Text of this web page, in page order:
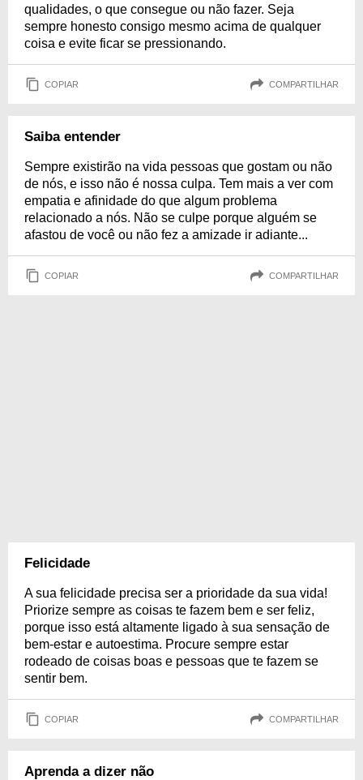
qualidades, o que consegue ou não fazer. Seja
sempre honesto consigo mesmo acima de qualquer
coisa e evite ficar se pressionando.
COPIAR COMPARTILHAR
Saiba entender
Sempre existirão na vida pessoas que gostam ou não
de nós, e isso não é nossa culpa. Tem mais a ver com
empatia e afinidade do que algum problema
relacionado a nós. Não se culpe porque alguém se
afastou de você ou não fez a amizade ir adiante...
COPIAR COMPARTILHAR
Felicidade
A sua felicidade precisa ser a prioridade da sua vida!
Priorize sempre as coisas te fazem bem e ser feliz,
porque isso está altamente ligado à sua sensação de
bem-estar e autoestima. Procure sempre estar
rodeado de coisas boas e pessoas que te fazem se
sentir bem.
COPIAR COMPARTILHAR
Aprenda a dizer não